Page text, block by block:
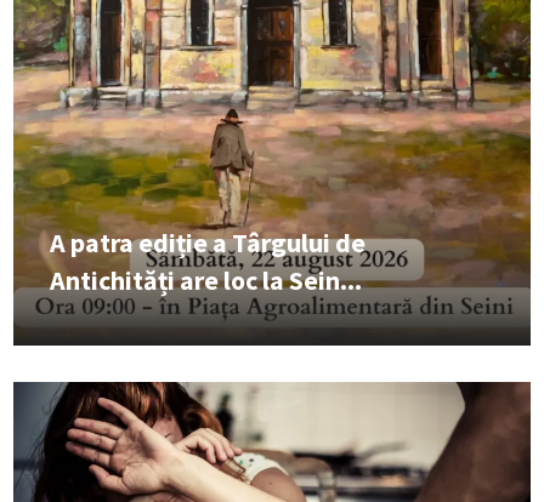
A patra ediție a Târgului de
Antichități are loc la Sein...